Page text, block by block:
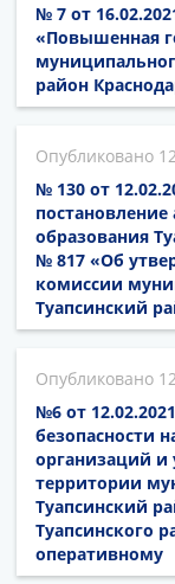
№ 7 от
«Повышенная
район
№ 130 от
образования
№ 817 «Об
комиссии
Туапсинский
№6 от
безопасности
организаций и
территории
Туапсинский
Туапсинского
оперативному